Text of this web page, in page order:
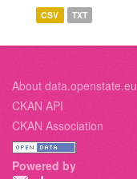
CSV TXT
About data.openstate.eu
CKAN API
CKAN Association
Powered by